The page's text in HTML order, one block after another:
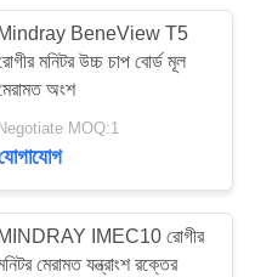
Mindray BeneView T5
মনিটর উচ্চ চাপ বোর্ড মূল
অংশ
Negotiate MOQ:1
MINDRAY IMEC10 রোগীর
মেরামত যন্ত্রাংশ রক্তের